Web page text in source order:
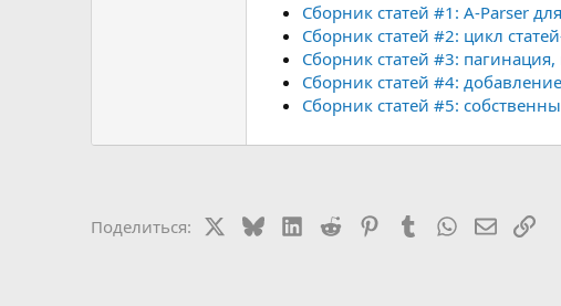
Сборник статей #1: A-Parser
Сборник статей #2: цикл
Сборник статей #3:
Сборник статей #4:
Сборник статей #5:
Поделиться: BlueskyLinkedIn
Reddit PinterestTumblrWhatsApp